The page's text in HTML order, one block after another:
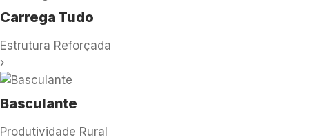
Carrega Tudo
Estrutura Reforçada
›
Basculante
Produtividade Rural